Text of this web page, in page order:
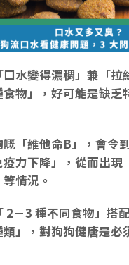
口水變得濃稠」兼「拉
物」，好可能是缺乏
嘅 「維他命B」，會令
疫力下降」，從而出現
情況。
2－3 種不同食物」搭
」，對狗狗健唐是必